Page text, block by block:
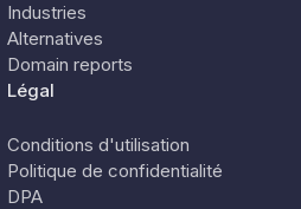
Industries
Alternatives
Domain reports
Légal
Conditions d'utilisation
Politique de confidentialité
DPA